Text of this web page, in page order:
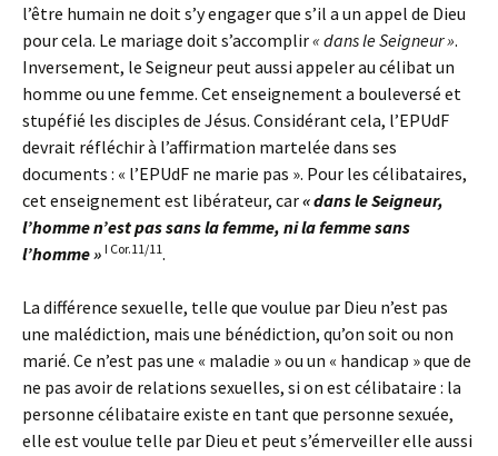
l’être humain ne doit s’y engager que s’il a un appel de Dieu
pour cela. Le mariage doit s’accomplir« dans le Seigneur ».
Inversement, le Seigneur peut aussi appeler au célibat un
homme ou une femme. Cet enseignement a bouleversé et
stupéfié les disciples de Jésus. Considérant cela, l’EPUdF
devrait réfléchir à l’affirmation martelée dans ses
documents : « l’EPUdF ne marie pas ». Pour les célibataires,
cet enseignement est libérateur, car« dans le Seigneur,
l’homme n’est pas sans la femme, ni la femme sans
l’homme » I Cor.11/11.
La différence sexuelle, telle que voulue par Dieu n’est pas
une malédiction, mais une bénédiction, qu’on soit ou non
marié. Ce n’est pas une « maladie » ou un « handicap » que de
ne pas avoir de relations sexuelles, si on est célibataire : la
personne célibataire existe en tant que personne sexuée,
elle est voulue telle par Dieu et peut s’émerveiller elle aussi